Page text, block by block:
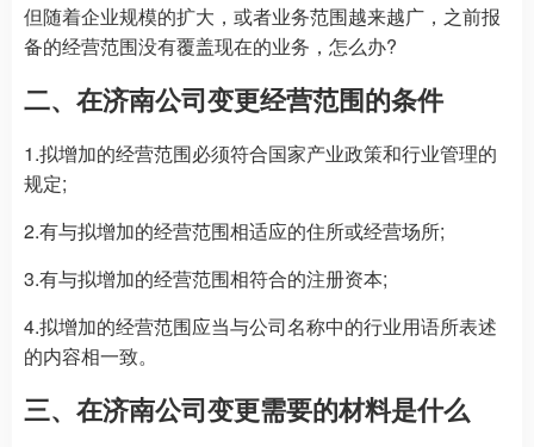
但随着企业规模的扩大，或者业务范围越来越广，之前报
备的经营范围没有覆盖现在的业务，怎么办?
二、在济南公司变更经营范围的条件
1.拟增加的经营范围必须符合国家产业政策和行业管理的
规定;
2.有与拟增加的经营范围相适应的住所或经营场所;
3.有与拟增加的经营范围相符合的注册资本;
4.拟增加的经营范围应当与公司名称中的行业用语所表述
的内容相一致。
三、在济南公司变更需要的材料是什么